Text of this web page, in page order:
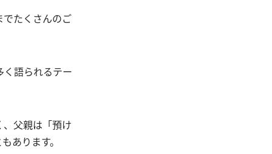
たくさんのご
語られるテー
父親は「預け
あります。